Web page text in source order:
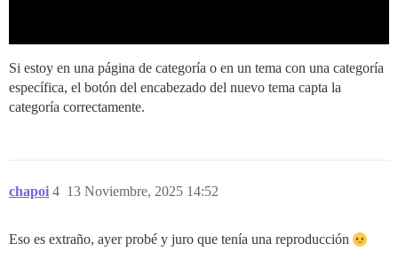
Si estoy en una página de categoría o en un tema con una categoría
específica, el botón del encabezado del nuevo tema capta la
categoría correctamente.
chapoi 13 Noviembre, 2025 14:52
4
Eso es extraño, ayer probé y juro que tenía una reproducción